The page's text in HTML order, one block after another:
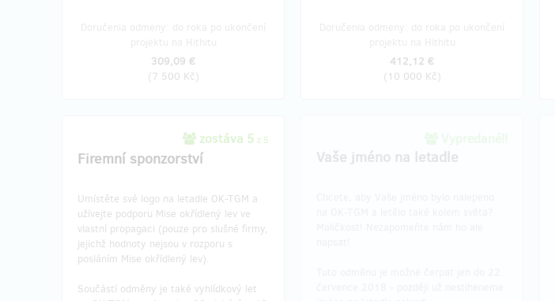
309,09 €
(7 500 Kč)
412,12 €
(10 000 Kč)
zostáva 5 z 5
Firemní sponzorství
Umístěte své logo na letadle OK-TGM a
užívejte podporu Mise okřídlený lev ve
vlastní propagaci (pouze pro slušné firmy,
jejichž hodnoty nejsou v rozporu s
posláním Mise okřídlený lev).
Součástí odměny je také vyhlídkový let
Vaše jméno na letadle